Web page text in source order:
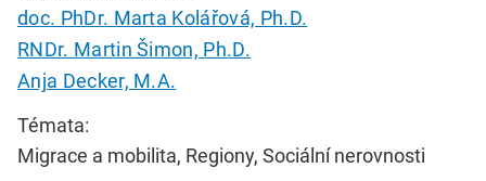
doc. PhDr. Marta Kolářová, Ph.D.
RNDr. Martin Šimon, Ph.D.
Anja Decker, M.A.
Témata:
Migrace a mobilita, Regiony, Sociální nerovnosti